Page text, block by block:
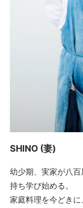
SHINO (妻)
幼少期、実家が八
持ち学び始める。
家庭料理を今どき